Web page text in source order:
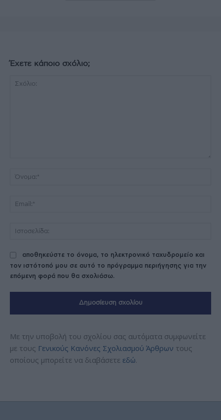
Έχετε κάποιο σχόλιο;
αποθηκεύστε το όνομα, το ηλεκτρονικό ταχυδρομείο και
τον ιστότοπό μου σε αυτό το πρόγραμμα περιήγησης για την
επόμενη φορά που θα σχολιάσω.
Με την υποβολή του σχολίου σας αυτόματα συμφωνείτε
με τους Γενικούς Κανόνες Σχολιασμού Άρθρων τους
οποίους μπορείτε να διαβάσετε εδώ.